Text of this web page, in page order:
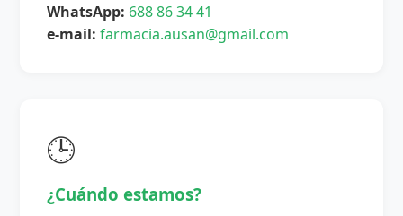
WhatsApp: 688 86 34 41
e-mail: farmacia.ausan@gmail.com
🕒
¿Cuándo estamos?